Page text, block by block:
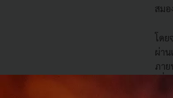
สมอ
โด
ผ่า
ภา
เพื่